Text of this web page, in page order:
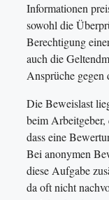
Informationen
sowohl die
Berechtigung
auch die
Ansprüche gegen
Die Beweislast
beim Arbeitgeber,
dass eine
Bei anonymen
diese Aufgabe
da oft nicht